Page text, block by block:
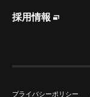
採用情報
プライバシーポリシー